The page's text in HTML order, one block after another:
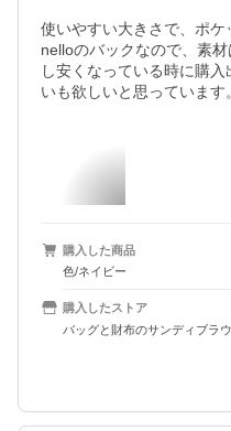
使いやすい大きさで、ポ
nelloのバックなので、素
し安くなっている時に購
いも欲しいと思っています。
購入した商品
色/ネイビー
購入したストア
バッグと財布のサンディブラ